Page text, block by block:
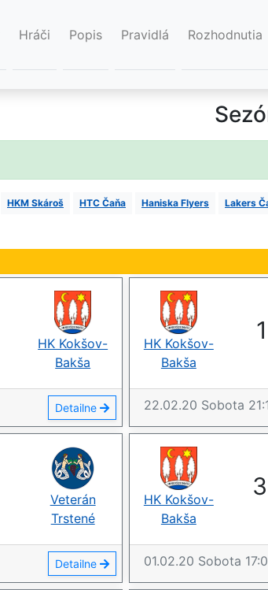
Hráči Popis Pravidlá Rozhodnutia
HKM Skároš HTC Čaňa Haniska Flyers Lakers
HK Kokšov-
Bakša
Detailne
1
HK Kokšov-
Bakša
22.02.20 Sobota
Veterán
Trstené
Detailne
3
HK Kokšov-
Bakša
01.02.20 Sobota